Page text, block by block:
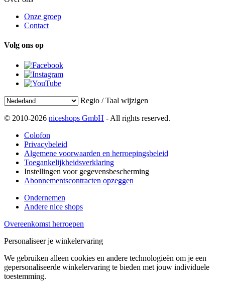
Onze groep
Contact
Volg ons op
Regio / Taal wijzigen
© 2010-2026 niceshops GmbH - All rights reserved.
Colofon
Privacybeleid
Algemene voorwaarden en herroepingsbeleid
Toegankelijkheidsverklaring
Instellingen voor gegevensbescherming
Abonnementscontracten opzeggen
Ondernemen
Andere nice shops
Overeenkomst herroepen
Personaliseer je winkelervaring
We gebruiken alleen cookies en andere technologieën om je een
gepersonaliseerde winkelervaring te bieden met jouw individuele
toestemming.